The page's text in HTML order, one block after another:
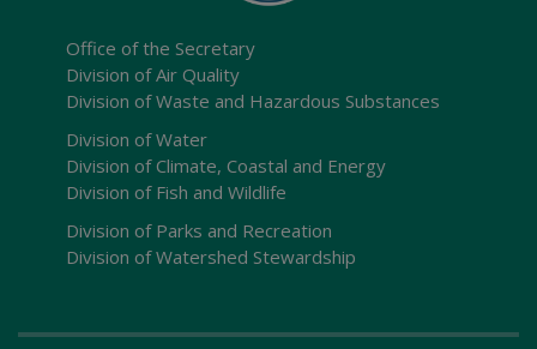
Office of the Secretary
Division of Air Quality
Division of Waste and Hazardous Substances
Division of Water
Division of Climate, Coastal and Energy
Division of Fish and Wildlife
Division of Parks and Recreation
Division of Watershed Stewardship